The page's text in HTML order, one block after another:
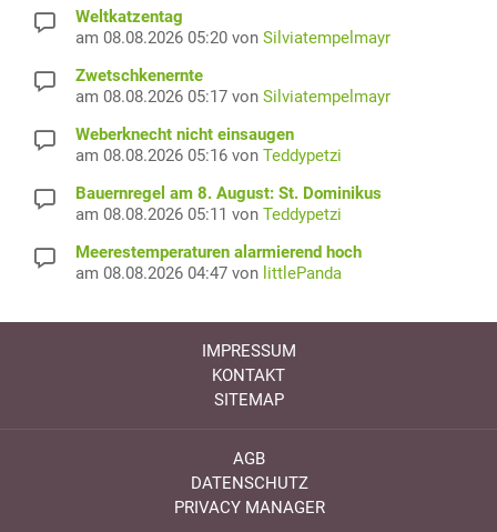
Weltkatzentag
am 08.08.2026 05:20 von Silviatempelmayr
Zwetschkenernte
am 08.08.2026 05:17 von Silviatempelmayr
Weberknecht nicht einsaugen
am 08.08.2026 05:16 von Teddypetzi
Bauernregel am 8. August: St. Dominikus
am 08.08.2026 05:11 von Teddypetzi
Meerestemperaturen alarmierend hoch
am 08.08.2026 04:47 von littlePanda
IMPRESSUM
KONTAKT
SITEMAP
AGB
DATENSCHUTZ
PRIVACY MANAGER